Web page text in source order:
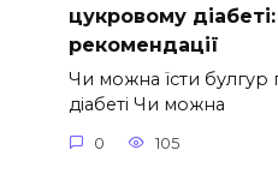
цукровому
рекомендації
Чи можна їсти
діабеті Чи можна
0 105